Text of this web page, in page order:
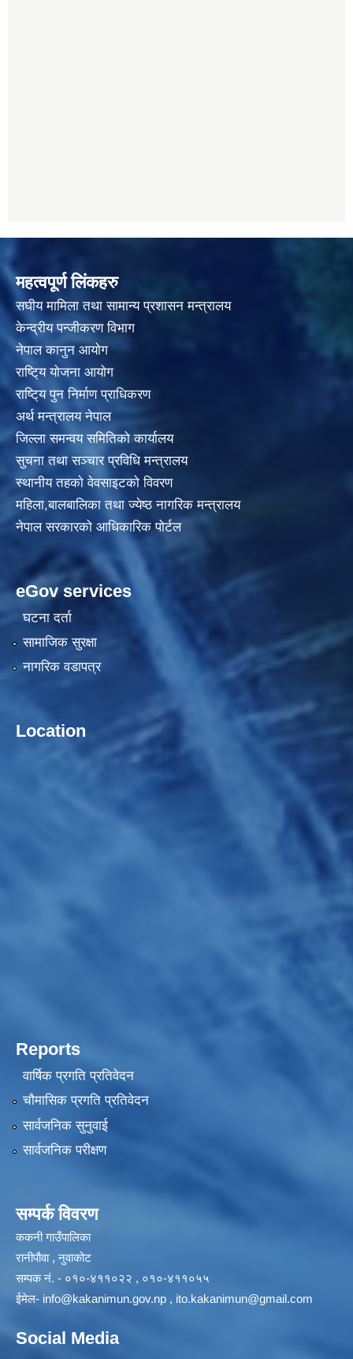
महत्वपूर्ण लिंकहरु
स‌घीय मामिला तथा सामान्य प्रशासन मन्त्रालय
केन्द्रीय पन्जीकरण विभाग
नेपाल कानुन आयाेग
राष्टि्य याेजना आयाेग
राष्टि्य पुन निर्माण प्राधिकरण
अर्थ मन्त्रालय नेपाल
जिल्ला समन्वय समितिको कार्यालय
सुचना तथा सञ्चार प्रविधि मन्त्रालय
स्थानीय तहकाे वेवसाइटकाे विवरण
महिला,बालबालिका तथा ज्येष्ठ नागरिक मन्त्रालय
नेपाल सरकारको आधिकारिक पोर्टल
eGov services
घटना दर्ता
सामाजिक सुरक्षा
नागरिक वडापत्र
Location
Reports
वार्षिक प्रगति प्रतिवेदन
चौमासिक प्रगति प्रतिवेदन
सार्वजनिक सुनुवाई
सार्वजनिक परीक्षण
सम्पर्क विवरण
ककनी गाउँपालिका
रानीपौवा , नुवाकोट
सम्पक नं. - ०१०-४११०२२ , ०१०-४११०५५
ईमेल- info@kakanimun.gov.np , ito.kakanimun@gmail.com
Social Media